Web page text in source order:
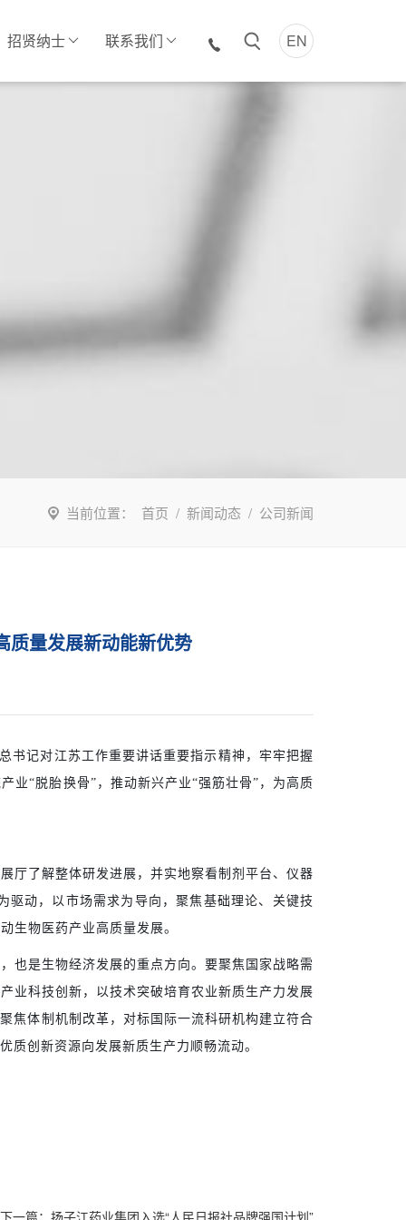
EN
招贤纳士 联系我们
当前位置： 首页 / 新闻动态 / 公司新闻
质量发展新动能新优势
书记对江苏工作重要讲话重要指示精神，牢牢把握
业“脱胎换骨”，推动新兴产业“强筋壮骨”，为高质
厅了解整体研发进展，并实地察看制剂平台、仪器
动，以市场需求为导向，聚焦基础理论、关键技
生物医药产业高质量发展。
也是生物经济发展的重点方向。要聚焦国家战略需
业科技创新，以技术突破培育农业新质生产力发展
焦体制机制改革，对标国际一流科研机构建立符合
质创新资源向发展新质生产力顺畅流动。